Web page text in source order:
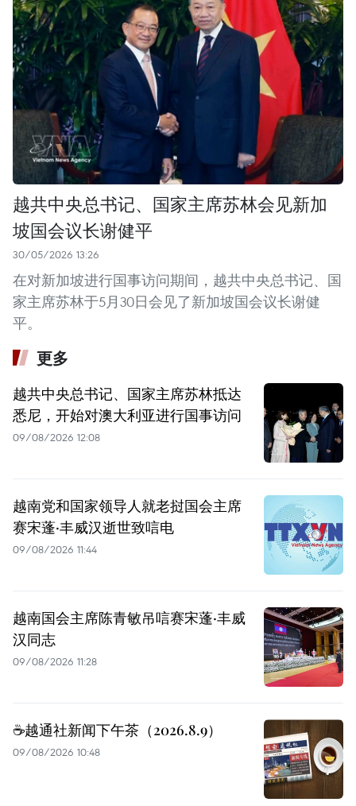
越共中央总书记、国家主席苏林会见新加
坡国会议长谢健平
30/05/2026 13:26
在对新加坡进行国事访问期间，越共中央总书记、国
家主席苏林于5月30日会见了新加坡国会议长谢健
平。
更多
越共中央总书记、国家主席苏林抵达
悉尼，开始对澳大利亚进行国事访问
09/08/2026 12:08
越南党和国家领导人就老挝国会主席
赛宋蓬·丰威汉逝世致唁电
09/08/2026 11:44
越南国会主席陈青敏吊唁赛宋蓬·丰威
汉同志
09/08/2026 11:28
☕️越通社新闻下午茶（2026.8.9）
09/08/2026 10:48